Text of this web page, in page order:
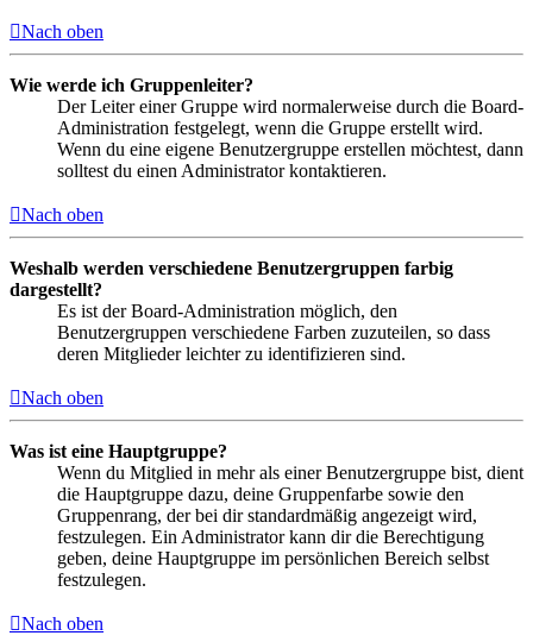
Nach oben
Wie werde ich Gruppenleiter?
Der Leiter einer Gruppe wird normalerweise durch die Board-
Administration festgelegt, wenn die Gruppe erstellt wird.
Wenn du eine eigene Benutzergruppe erstellen möchtest, dann
solltest du einen Administrator kontaktieren.
Nach oben
Weshalb werden verschiedene Benutzergruppen farbig
dargestellt?
Es ist der Board-Administration möglich, den
Benutzergruppen verschiedene Farben zuzuteilen, so dass
deren Mitglieder leichter zu identifizieren sind.
Nach oben
Was ist eine Hauptgruppe?
Wenn du Mitglied in mehr als einer Benutzergruppe bist, dient
die Hauptgruppe dazu, deine Gruppenfarbe sowie den
Gruppenrang, der bei dir standardmäßig angezeigt wird,
festzulegen. Ein Administrator kann dir die Berechtigung
geben, deine Hauptgruppe im persönlichen Bereich selbst
festzulegen.
Nach oben